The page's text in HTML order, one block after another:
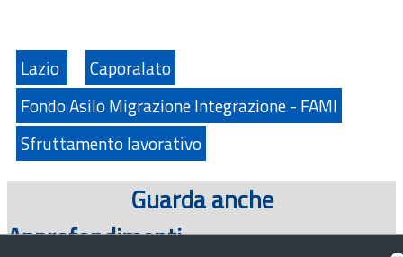
Lazio
Caporalato
Fondo Asilo Migrazione Integrazione - FAMI
Sfruttamento lavorativo
Guarda anche
Approfondimenti